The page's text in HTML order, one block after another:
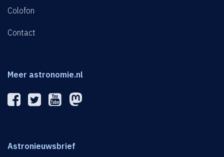
Colofon
Contact
Meer astronomie.nl
Astronieuwsbrief